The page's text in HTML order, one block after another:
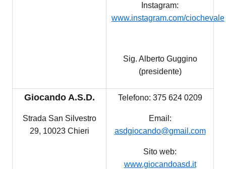
Instagram:
www.instagram.com/ciochevale
Sig. Alberto Guggino
(presidente)
Giocando A.S.D.
Strada San Silvestro
29, 10023 Chieri
Telefono: 375 624 0209
Email:
asdgiocando@gmail.com
Sito web:
www.giocandoasd.it